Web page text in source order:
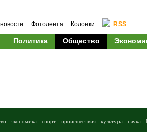
Фотолента Колонки RSS
Политика Общество
экономика спорт происшествия культура наука